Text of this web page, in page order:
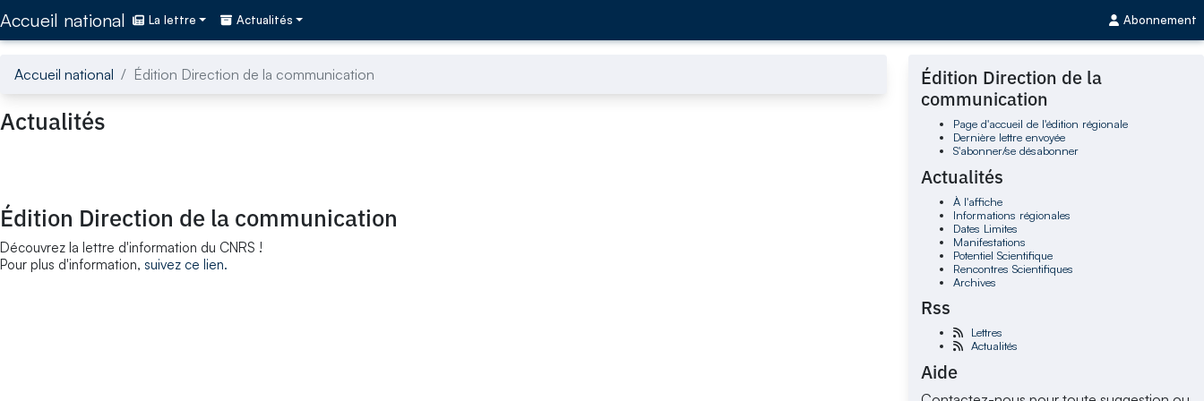
Accueil national La lettre Actualités Abonnement
Accueil national Édition Direction de la communication
Actualités
Édition Direction de la communication
Découvrez la lettre d'information du CNRS !
Pour plus d'information, suivez ce lien.
Édition Direction de la
communication
Page d'accueil de l'édition régionale
Dernière lettre envoyée
S'abonner/se désabonner
Actualités
À l'affiche
Informations régionales
Dates Limites
Manifestations
Potentiel Scientifique
Rencontres Scientifiques
Archives
Rss
Lettres
Actualités
Aide